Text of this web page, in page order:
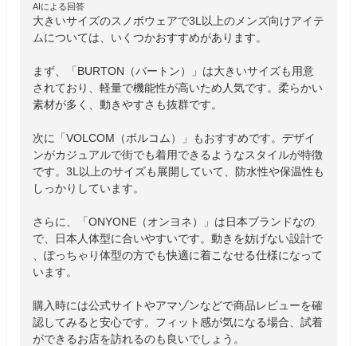
AIによる回答
大きいサイズのスノボウェアで3L以上のメンズ向けアイテ
ムについては、いくつかおすすめがあります。
まず、「BURTON（バートン）」は大きいサイズも用意
されており、軽量で機能性が高いため人気です。柔らかい
素材が多く、動きやすさも抜群です。
次に「VOLCOM（ボルコム）」もおすすめです。デザイ
ンがカジュアルで街でも着用できるようなスタイルが特徴
です。3L以上のサイズも展開していて、防水性や保温性も
しっかりしています。
さらに、「ONYONE（オンヨネ）」は日本ブランドなの
で、日本人体型に合いやすいです。動きを妨げない設計で
、ぽっちゃり体型の方でも快適に着こなせる仕様になって
います。
購入時には公式サイトやアマゾンなどで商品レビューを確
認してみると安心です。フィット感が気になる場合、試着
ができるお店を訪れるのも良いでしょう。